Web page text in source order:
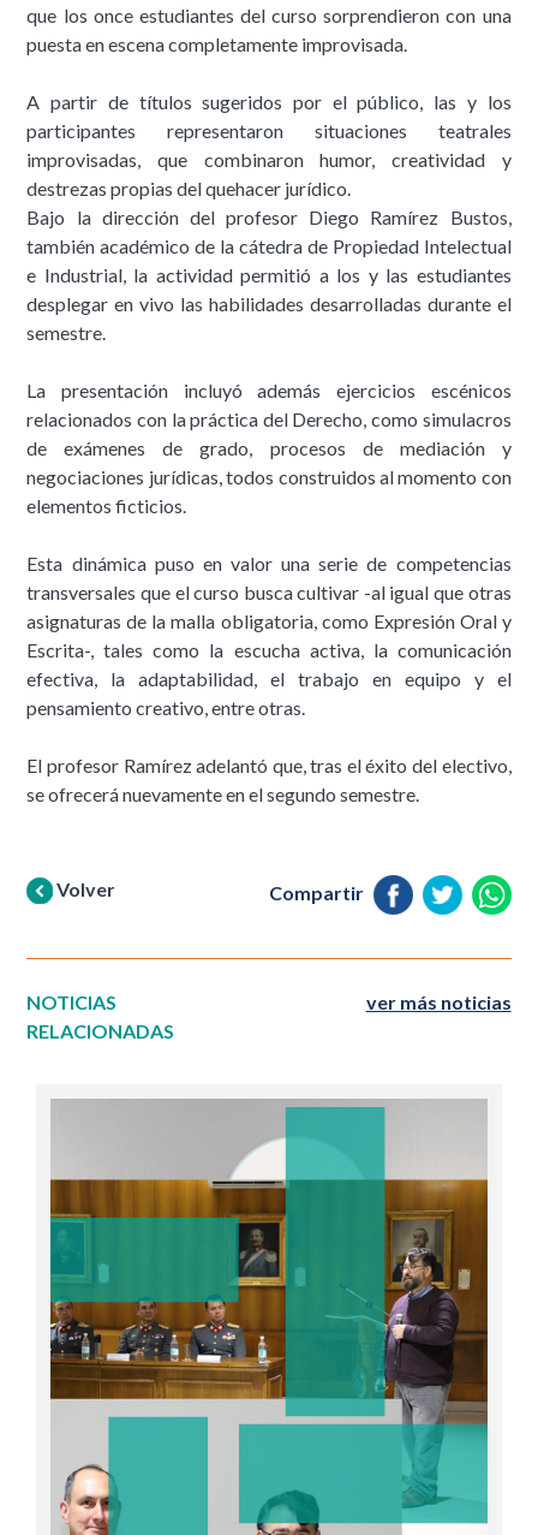
que los once estudiantes del curso sorprendieron con una
puesta en escena completamente improvisada.
A partir de títulos sugeridos por el público, las y los
participantes representaron situaciones teatrales
improvisadas, que combinaron humor, creatividad y
destrezas propias del quehacer jurídico.
Bajo la dirección del profesor Diego Ramírez Bustos,
también académico de la cátedra de Propiedad Intelectual
e Industrial, la actividad permitió a los y las estudiantes
desplegar en vivo las habilidades desarrolladas durante el
semestre.
La presentación incluyó además ejercicios escénicos
relacionados con la práctica del Derecho, como simulacros
de exámenes de grado, procesos de mediación y
negociaciones jurídicas, todos construidos al momento con
elementos ficticios.
Esta dinámica puso en valor una serie de competencias
transversales que el curso busca cultivar -al igual que otras
asignaturas de la malla obligatoria, como Expresión Oral y
Escrita-, tales como la escucha activa, la comunicación
efectiva, la adaptabilidad, el trabajo en equipo y el
pensamiento creativo, entre otras.
El profesor Ramírez adelantó que, tras el éxito del electivo,
se ofrecerá nuevamente en el segundo semestre.
Volver Compartir
NOTICIAS
RELACIONADAS
ver más noticias